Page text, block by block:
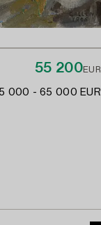
55 200EUR
000 - 65 000 EUR